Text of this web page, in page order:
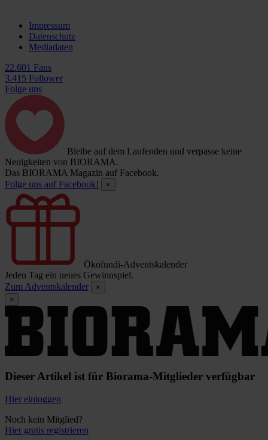
Impressum
Datenschutz
Mediadaten
22.601 Fans
3.415 Follower
Folge uns
Bleibe auf dem Laufenden und verpasse keine
Neuigkeiten von BIORAMA.
Das BIORAMA Magazin auf Facebook.
Folge uns auf Facebook!
×
Ökofundi-Adventskalender
Jeden Tag ein neues Gewinnspiel.
Zum Adventskalender
×
×
Dieser Artikel ist für Biorama-Mitglieder verfügbar
Hier einloggen
Noch kein Mitglied?
Hier gratis registrieren